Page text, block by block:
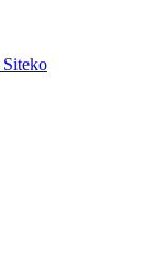
Siteko